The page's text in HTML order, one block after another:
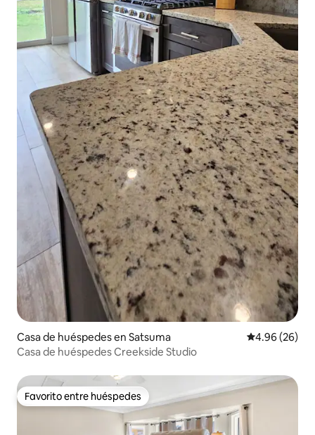
Casa de huéspedes en Satsuma Calificación
4.96 (26)
Casa de huéspedes Creekside Studio
Favorito entre huéspedes
Favorito entre huéspedes